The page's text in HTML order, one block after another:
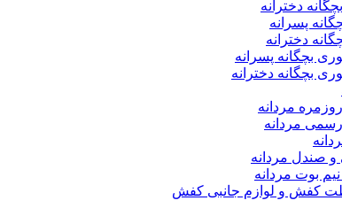
دخترانه
پسرانه
دخترانه
بچگانه پسرانه
بچگانه دخترانه
مردانه
مردانه
و صندل مردانه
بوت مردانه
کفش و لوازم جانبی کفش